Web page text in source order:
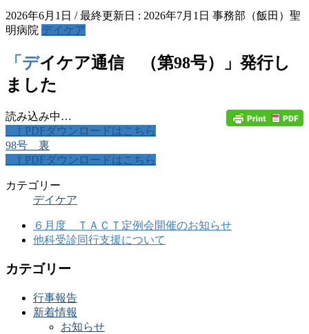
2026年6月1日 / 最終更新日 : 2026年7月1日 事務部（飯田）聖
明病院 デイケア
「デイケア通信 （第98号）」発行し
ました
読み込み中…
⇧ PDFダウンロードはこちら
98号 裏
⇧ PDFダウンロードはこちら
カテゴリー
デイケア
６月度 ＴＡＣＴ定例会開催のお知らせ
他科受診同行支援について
カテゴリー
行事報告
新着情報
お知らせ